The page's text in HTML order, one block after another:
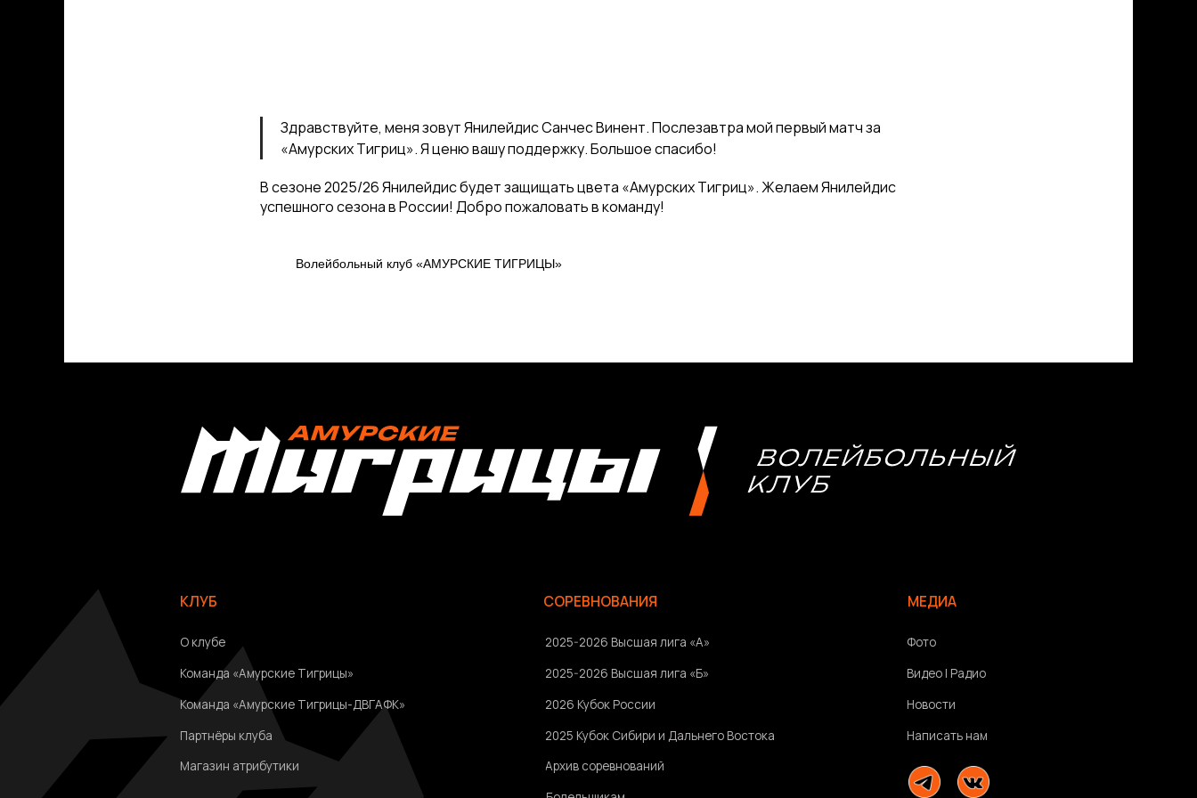
Здравствуйте, меня зовут Янилейдис Санчес Винент. Послезавтра мой первый матч за
«Амурских Тигриц». Я ценю вашу поддержку. Большое спасибо!
В сезоне 2025/26 Янилейдис будет защищать цвета «Амурских Тигриц». Желаем Янилейдис
успешного сезона в России! Добро пожаловать в команду!
Волейбольный клуб «АМУРСКИЕ ТИГРИЦЫ»
О клубе
Партнёры клуба
Магазин атрибутики
2025-2026 Высшая лига «А»
Архив соревнований
Болельщикам
Фото
Написать нам